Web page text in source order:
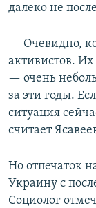
далеко не
— Очевидно,
активистов.
— очень
за эти годы.
ситуация
считает
Но отпечаток
Украину с
Социолог